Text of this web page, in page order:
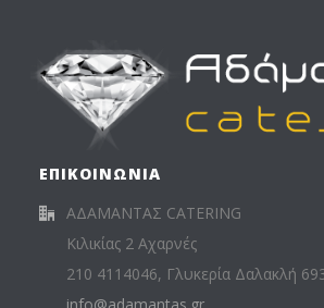
ΕΠΙΚΟΙΝΩΝΙΑ
ΑΔΑΜΑΝΤΑΣ CATERING
Κιλικίας 2 Αχαρνές
210 4114046, Γλυκερία Δαλακλή